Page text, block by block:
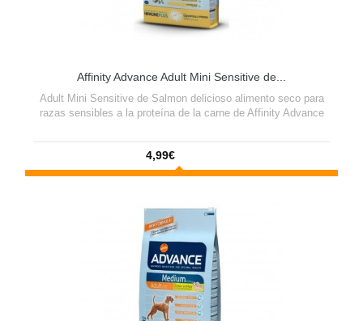
Affinity Advance Adult Mini Sensitive de...
Adult Mini Sensitive de Salmon delicioso alimento seco para
razas sensibles a la proteína de la carne de Affinity Advance
4,99€